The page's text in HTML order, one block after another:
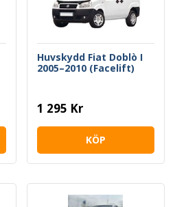
Huvskydd Fiat Doblò I
2005–2010 (Facelift)
1 295 Kr
KÖP